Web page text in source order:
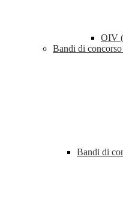
OIV
Bandi di concorso
Bandi di